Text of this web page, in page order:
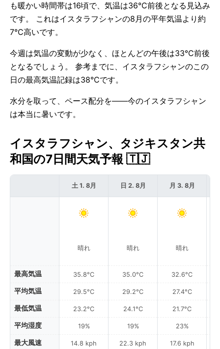
も暖かい時間帯は16頃で、気温は36°C前後となる見込み
です。 これはイスタラフシャンの8月の平年気温より約
7°C高いです。
今週は気温の変動が少なく、ほとんどの午後は33°C前後
となるでしょう。 参考までに、イスタラフシャンのこの
日の最高気温記録は38°Cです。
水分を取って、ペース配分を——今のイスタラフシャン
は本当に暑いです。
イスタラフシャン、タジキスタン共
和国の7日間天気予報 🇹🇯
最高気温
平均気温
最低気温
平均湿度
最大風速
土 1. 8月
晴れ
35.8°C
29.5°C
23.2°C
19%
14.8 kph
日 2. 8月
晴れ
35.0°C
29.2°C
24.1°C
19%
22.3 kph
月 3. 8月
晴れ
32.6°C
27.4°C
21.7°C
23%
17.6 kph